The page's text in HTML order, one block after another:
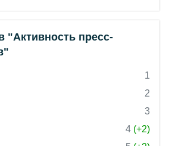
"Активность пресс-
1
2
3
4 (+2)